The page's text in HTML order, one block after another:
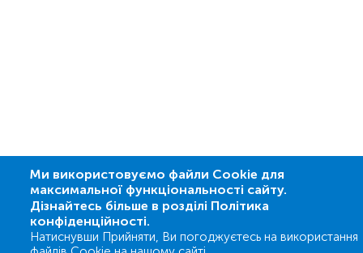
Ми використовуємо файли Cookie для
максимальної функціональності сайту.
Дізнайтесь більше в розділі Політика
конфіденційності.
Натиснувши Прийняти, Ви погоджуєтесь на використання